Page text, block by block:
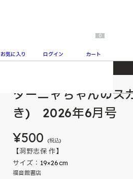
お気に入り ログイン
0
カート
ターニャちゃんのス
き) 2026年6月号
¥500 (税込)
【洞野志保 作】
サイズ：19×26cm
福音館書店